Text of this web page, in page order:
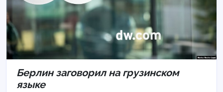
Берлин заговорил на грузинском
языке